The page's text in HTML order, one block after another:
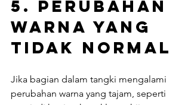
5. Perubahan
Warna yang
Tidak Normal
Jika bagian dalam tangki mengalami
perubahan warna yang tajam, seperti